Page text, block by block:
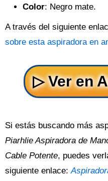
Color: Negro mate.
A través del siguiente
sobre esta aspiradora en
Si estás buscando más
Piarhlie Aspiradora de
Cable Potente, puedes
siguiente enlace: